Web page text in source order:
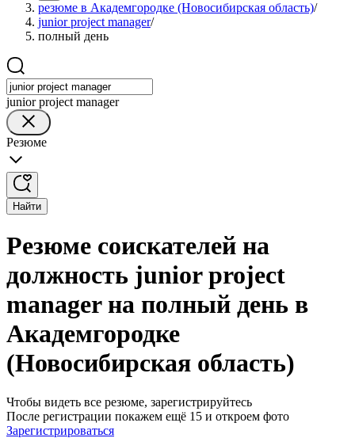
резюме в Академгородке (Новосибирская область)/
junior project manager/
полный день
junior project manager
Резюме
Найти
Резюме соискателей на
должность junior project
manager на полный день в
Академгородке
(Новосибирская область)
Чтобы видеть все резюме, зарегистрируйтесь
После регистрации покажем ещё 15 и откроем фото
Зарегистрироваться